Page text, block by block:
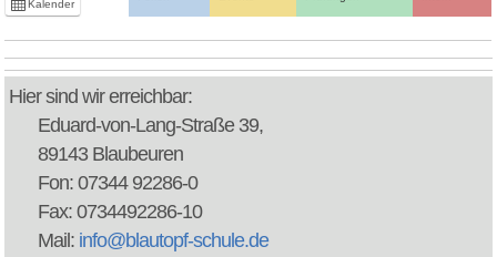
Kalender
Hier sind wir erreichbar:
Eduard-von-Lang-Straße 39,
89143 Blaubeuren
Fon: 07344 92286-0
Fax: 0734492286-10
Mail: info@blautopf-schule.de